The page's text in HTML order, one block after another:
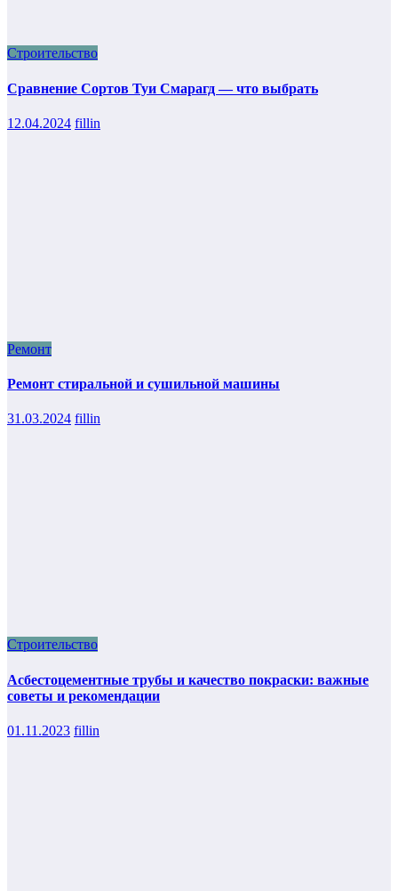
Строительство
Сравнение Сортов Туи Смарагд — что выбрать
12.04.2024 fillin
Ремонт
Ремонт стиральной и сушильной машины
31.03.2024 fillin
Строительство
Асбестоцементные трубы и качество покраски: важные
советы и рекомендации
01.11.2023 fillin